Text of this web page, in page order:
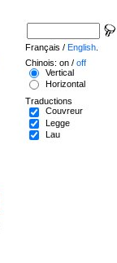
Français / English
Chinois: on / off
Vertical
Horizontal
Traductions
Couvreur
Legge
Lau